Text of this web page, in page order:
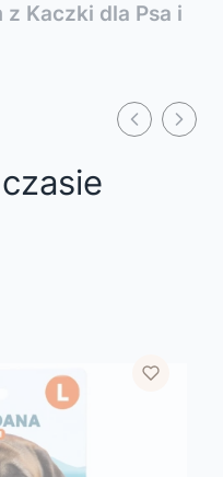
z Kaczki dla Psa i